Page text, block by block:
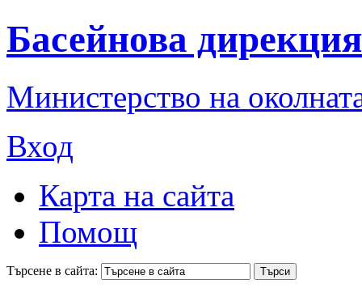
Басейнова
Министерство на
Вход
Карта на сайта
Помощ
Търсене в сайта: